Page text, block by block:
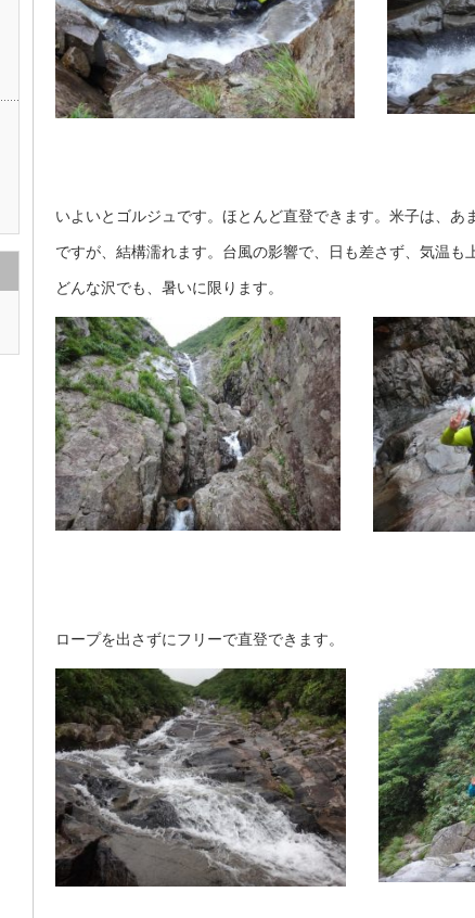
いよいとゴルジュです。ほとんど直登できます。米子は、あ
ですが、結構濡れます。台風の影響で、日も差さず、気温も
どんな沢でも、暑いに限ります。
ロープを出さずにフリーで直登できます。